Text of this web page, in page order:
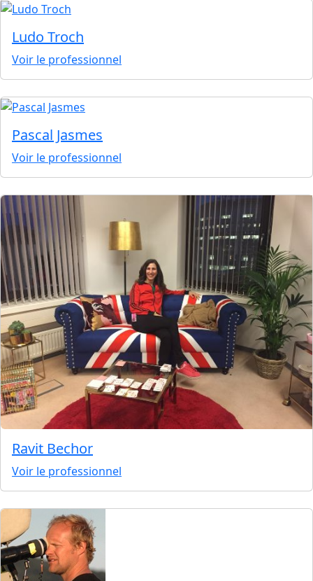
Ludo Troch
Voir le professionnel
Pascal Jasmes
Voir le professionnel
Ravit Bechor
Voir le professionnel